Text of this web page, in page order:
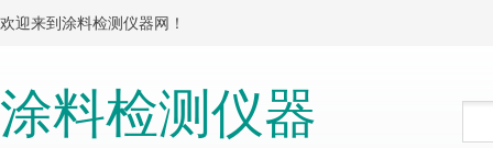
欢迎来到涂料检测仪器网！
涂料检测仪器